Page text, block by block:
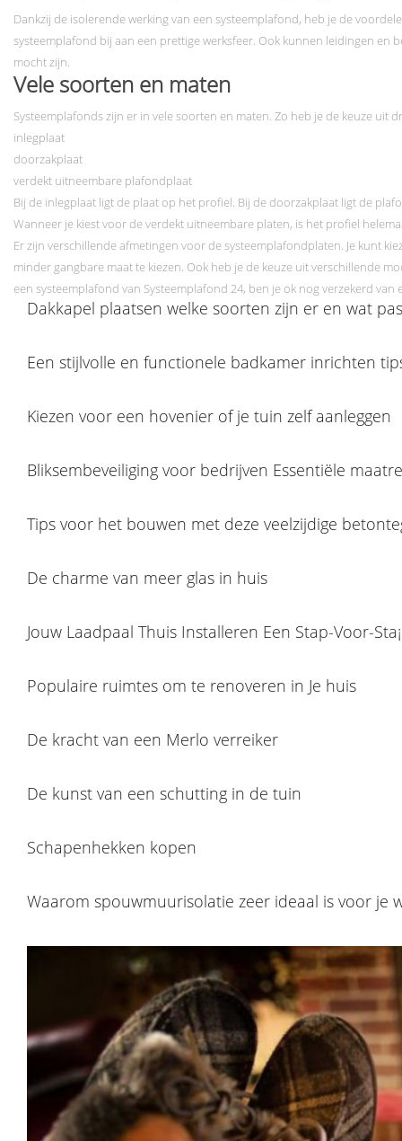
Dankzij de isolerende werking van een systeemplafond, heb je de
systeemplafond bij aan een prettige werksfeer. Ook kunnen leidingen en
mocht zijn.
Vele soorten en maten
Systeemplafonds zijn er in vele soorten en maten. Zo heb je de keuze uit
inlegplaat
doorzakplaat
verdekt uitneembare plafondplaat
Bij de inlegplaat ligt de plaat op het profiel. Bij de doorzakplaat ligt de
Wanneer je kiest voor de verdekt uitneembare platen, is het profiel
Er zijn verschillende afmetingen voor de systeemplafondplaten. Je kunt
minder gangbare maat te kiezen. Ook heb je de keuze uit verschillende
een systeemplafond van Systeemplafond 24, ben je ok nog verzekerd
Dakkapel plaatsen welke soorten zijn er en wat
Een stijlvolle en functionele badkamer inrichten
Kiezen voor een hovenier of je tuin zelf aanleggen
Bliksembeveiliging voor bedrijven Essentiële
Tips voor het bouwen met deze veelzijdige
De charme van meer glas in huis
Jouw Laadpaal Thuis Installeren Een Stap-Voor-
Populaire ruimtes om te renoveren in Je huis
De kracht van een Merlo verreiker
De kunst van een schutting in de tuin
Schapenhekken kopen
Waarom spouwmuurisolatie zeer ideaal is voor je